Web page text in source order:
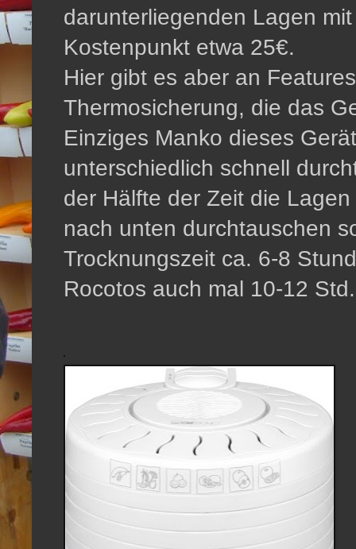
darunterliegenden Lagen
Kostenpunkt etwa 25€.
Hier gibt es aber an
Thermosicherung, die das
Einziges Manko dieses
unterschiedlich schnell
der Hälfte der Zeit die
nach unten durchtauschen
Trocknungszeit ca. 6-8
Rocotos auch mal 10-12 Std.